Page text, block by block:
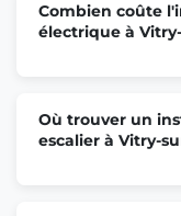
Combien coûte
électrique à
Où trouver un
escalier à Vitry-